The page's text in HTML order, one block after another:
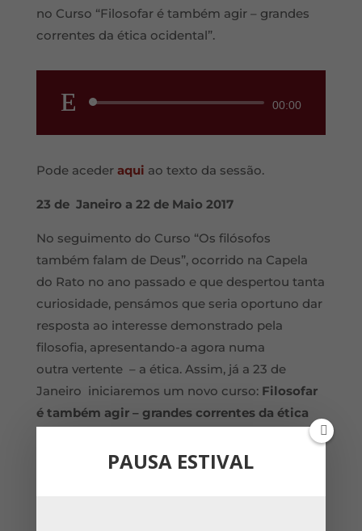
no Curso “Filosofar é também agir – grandes
correntes da ética ocidental”.
Reprodutor
00:00
Pode aceder aqui ao texto da sessão.
23 de Janeiro a 22 de Maio 2017
No seguimento do Curso “Os filósofos
também falam de Deus”, ocorrido na Capela
do Rato no ano passado e que despertou tanta
curiosidade, pensámos que seria oportuno dar
resposta ao interesse demonstrado pela
filosofia, apresentando-a agora numa
outra vertente – a ética. Assim, já a 23 de
Janeiro iniciaremos um novo curso: Filosofar
é também agir – grandes correntes da ética
professores universitários para trabalharem
PAUSA ESTIVAL